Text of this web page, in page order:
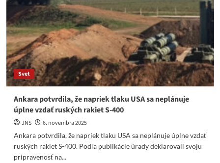
Svet
Ankara potvrdila, že napriek tlaku USA sa neplánuje
úplne vzdať ruských rakiet S-400
JNS
6. novembra 2025
Ankara potvrdila, že napriek tlaku USA sa neplánuje úplne vzdať
ruských rakiet S-400. Podľa publikácie úrady deklarovali svoju
pripravenosť na...